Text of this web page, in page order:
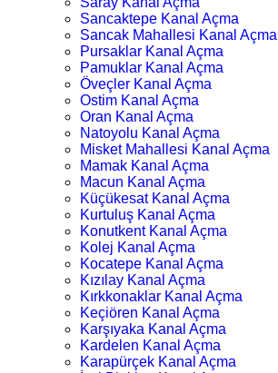
Sancaktepe Kanal Açma
Sancak Mahallesi Kanal Açma
Pursaklar Kanal Açma
Pamuklar Kanal Açma
Öveçler Kanal Açma
Ostim Kanal Açma
Oran Kanal Açma
Natoyolu Kanal Açma
Misket Mahallesi Kanal Açma
Mamak Kanal Açma
Macun Kanal Açma
Küçükesat Kanal Açma
Kurtuluş Kanal Açma
Konutkent Kanal Açma
Kolej Kanal Açma
Kocatepe Kanal Açma
Kızılay Kanal Açma
Kırkkonaklar Kanal Açma
Keçiören Kanal Açma
Karşıyaka Kanal Açma
Kardelen Kanal Açma
Karapürçek Kanal Açma